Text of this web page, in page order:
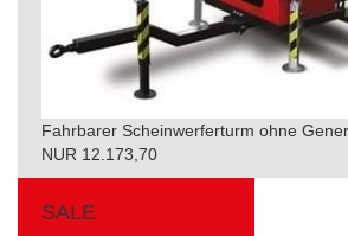
Fahrbarer Scheinwerferturm ohne
NUR 12.173,70
SALE